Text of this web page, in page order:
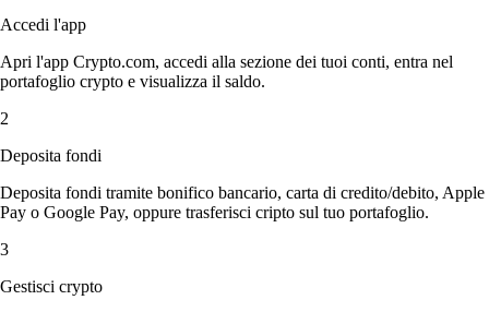
Accedi l'app
Apri l'app Crypto.com, accedi alla sezione dei tuoi conti, entra nel
portafoglio crypto e visualizza il saldo.
2
Deposita fondi
Deposita fondi tramite bonifico bancario, carta di credito/debito, Apple
Pay o Google Pay, oppure trasferisci cripto sul tuo portafoglio.
3
Gestisci crypto